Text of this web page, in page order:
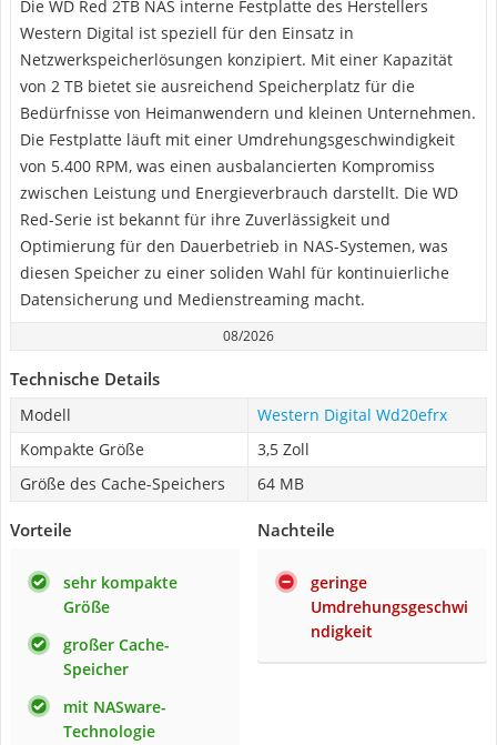
Die WD Red 2TB NAS interne Festplatte des Herstellers
Western Digital ist speziell für den Einsatz in
Netzwerkspeicherlösungen konzipiert. Mit einer Kapazität
von 2 TB bietet sie ausreichend Speicherplatz für die
Bedürfnisse von Heimanwendern und kleinen Unternehmen.
Die Festplatte läuft mit einer Umdrehungsgeschwindigkeit
von 5.400 RPM, was einen ausbalancierten Kompromiss
zwischen Leistung und Energieverbrauch darstellt. Die WD
Red-Serie ist bekannt für ihre Zuverlässigkeit und
Optimierung für den Dauerbetrieb in NAS-Systemen, was
diesen Speicher zu einer soliden Wahl für kontinuierliche
Datensicherung und Medienstreaming macht.
08/2026
Technische Details
Modell
Western Digital Wd20efrx
Kompakte Größe
3,5 Zoll
Größe des Cache-Speichers
64 MB
Vorteile
sehr kompakte
Größe
großer Cache-
Speicher
mit NASware-
Technologie
Nachteile
geringe
Umdrehungsgeschwi
ndigkeit